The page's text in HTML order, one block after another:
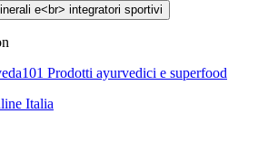
Prodotti ayurvedici e superfood